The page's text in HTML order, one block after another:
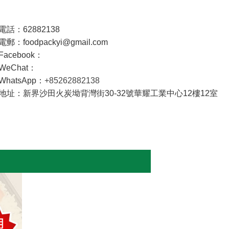
話：62882138
郵：foodpackyi@gmail.com
：
：
： +85262882138
址：新界沙田火炭坳背灣街30-32號華耀工業中心12樓12室